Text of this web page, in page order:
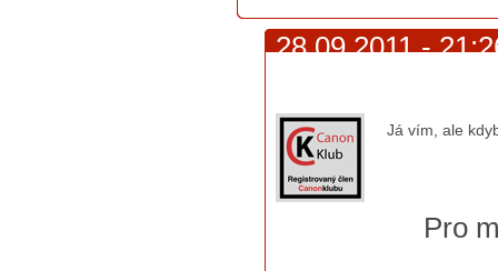
28.09.2011 -
Já vím, ale
Pro